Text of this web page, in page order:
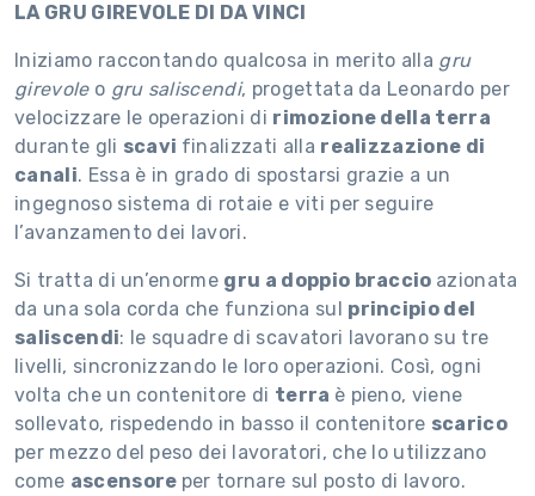
LA GRU GIREVOLE DI DA VINCI
Iniziamo raccontando qualcosa in merito alla gru
girevoleo gru saliscendi, progettata da Leonardo per
velocizzare le operazioni di rimozione della terra
durante gli scavi finalizzati alla realizzazione di
canali. Essa è in grado di spostarsi grazie a un
ingegnoso sistema di rotaie e viti per seguire
l’avanzamento dei lavori.
Si tratta di un’enorme gru a doppio braccio azionata
da una sola corda che funziona sul principio del
saliscendi: le squadre di scavatori lavorano su tre
livelli, sincronizzando le loro operazioni. Così, ogni
volta che un contenitore di terra è pieno, viene
sollevato, rispedendo in basso il contenitore scarico
per mezzo del peso dei lavoratori, che lo utilizzano
come ascensore per tornare sul posto di lavoro.